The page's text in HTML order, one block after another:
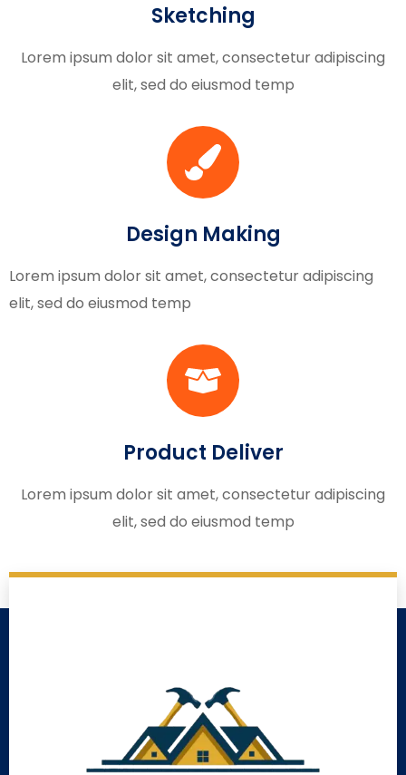
Sketching
Lorem ipsum dolor sit amet, consectetur adipiscing
elit, sed do eiusmod temp
Design Making
Lorem ipsum dolor sit amet, consectetur adipiscing
elit, sed do eiusmod temp
Product Deliver
Lorem ipsum dolor sit amet, consectetur adipiscing
elit, sed do eiusmod temp